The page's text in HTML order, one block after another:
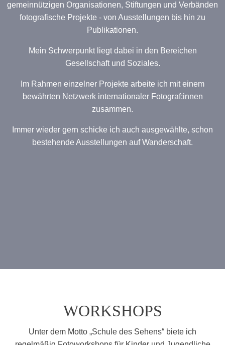
gemeinnützigen Organisationen, Stiftungen und Verbänden
fotografische Projekte - von Ausstellungen bis hin zu
Publikationen.
Mein Schwerpunkt liegt dabei in den Bereichen
Gesellschaft und Soziales.
Im Rahmen einzelner Projekte arbeite ich mit einem
bewährten Netzwerk internationaler Fotograf:innen
zusammen.
Immer wieder gern schicke ich auch ausgewählte, schon
bestehende Ausstellungen auf Wanderschaft.
WORKSHOPS
Unter dem Motto „Schule des Sehens“ biete ich